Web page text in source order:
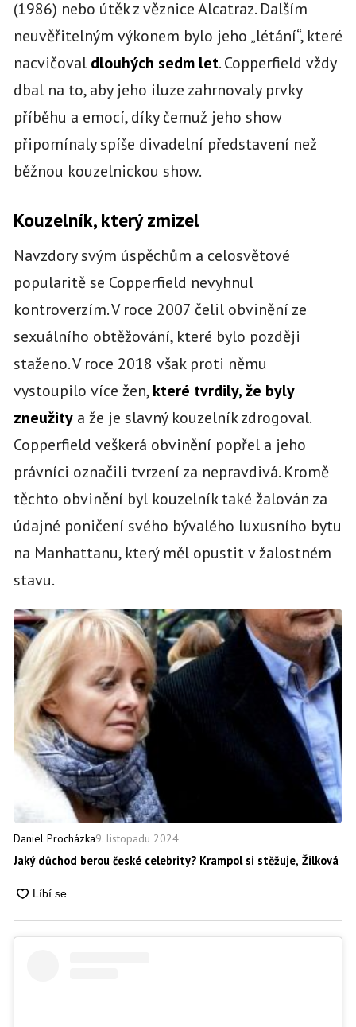
(1986) nebo útěk z věznice Alcatraz. Dalším
neuvěřitelným výkonem bylo jeho „létání“, které
nacvičoval dlouhých sedm let. Copperfield vždy
dbal na to, aby jeho iluze zahrnovaly prvky
příběhu a emocí, díky čemuž jeho show
připomínaly spíše divadelní představení než
běžnou kouzelnickou show.
Kouzelník, který zmizel
Navzdory svým úspěchům a celosvětové
popularitě se Copperfield nevyhnul
kontroverzím. V roce 2007 čelil obvinění ze
sexuálního obtěžování, které bylo později
staženo. V roce 2018 však proti němu
vystoupilo více žen,které tvrdily, že byly
zneužitya že je slavný kouzelník zdrogoval.
Copperfield veškerá obvinění popřel a jeho
právníci označili tvrzení za nepravdivá. Kromě
těchto obvinění byl kouzelník také žalován za
údajné poničení svého bývalého luxusního bytu
na Manhattanu, který měl opustit v žalostném
stavu.
Daniel Procházka9. listopadu 2024
Jaký důchod berou české celebrity? Krampol si stěžuje, Žilková